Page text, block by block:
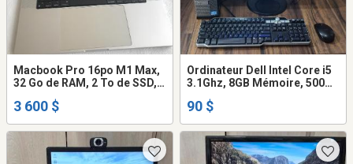
Macbook Pro 16po M1 Max,
32 Go de RAM, 2 To de SSD,
3 600 $
Ordinateur Dell Intel Core i5
3.1Ghz, 8GB Mémoire, 500GB
souris WiFi
90 $